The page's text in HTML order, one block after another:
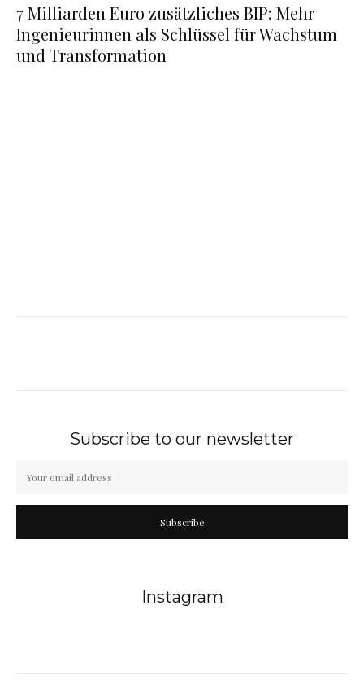
7 Milliarden Euro zusätzliches BIP: Mehr
Ingenieurinnen als Schlüssel für Wachstum
und Transformation
Subscribe to our newsletter
Subscribe
Instagram